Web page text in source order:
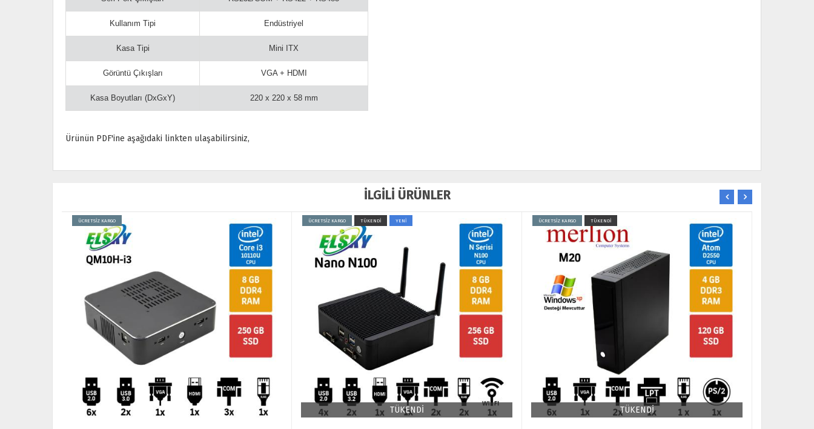
Kullanım Tipi Endüstriyel
Kasa Tipi Mini ITX
Görüntü Çıkışları VGA + HDMI
Kasa Boyutları (DxGxY) 220 x 220 x 58 mm
Ürünün PDF'ine aşağıdaki linkten ulaşabilirsiniz,
İLGİLİ ÜRÜNLER
ÜCRETSİZ KARGO
TÜKENDİ
ÜCRETSİZ KARGO TÜKENDİ
TÜKENDİ
ÜCRETSİZ KARGO TÜKENDİ
TÜKENDİ